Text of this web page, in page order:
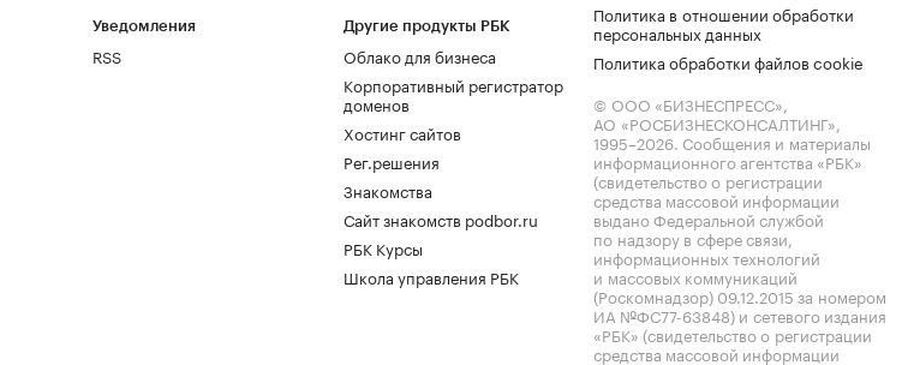
Уведомления
RSS
Другие продукты РБК
Облако для бизнеса
Корпоративный регистратор
доменов
Хостинг сайтов
Рег.решения
Знакомства
Сайт знакомств podbor.ru
РБК Курсы
Школа управления РБК
Политика в отношении обработки
персональных данных
Политика обработки файлов cookie
© ООО «БИЗНЕСПРЕСС»,
АО «РОСБИЗНЕСКОНСАЛТИНГ»,
1995–2026. Сообщения и материалы
информационного агентства «РБК»
(свидетельство о регистрации
средства массовой информации
выдано Федеральной службой
по надзору в сфере связи,
информационных технологий
и массовых коммуникаций
(Роскомнадзор) 09.12.2015 за номером
ИА №ФС77-63848) и сетевого издания
«РБК» (свидетельство о регистрации
средства массовой информации